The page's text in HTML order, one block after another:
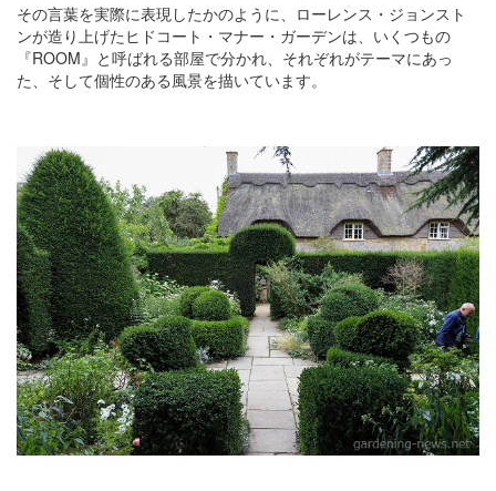
その言葉を実際に表現したかのように、ローレンス・ジョンスト
ンが造り上げたヒドコート・マナー・ガーデンは、いくつもの
『ROOM』と呼ばれる部屋で分かれ、それぞれがテーマにあっ
た、そして個性のある風景を描いています。